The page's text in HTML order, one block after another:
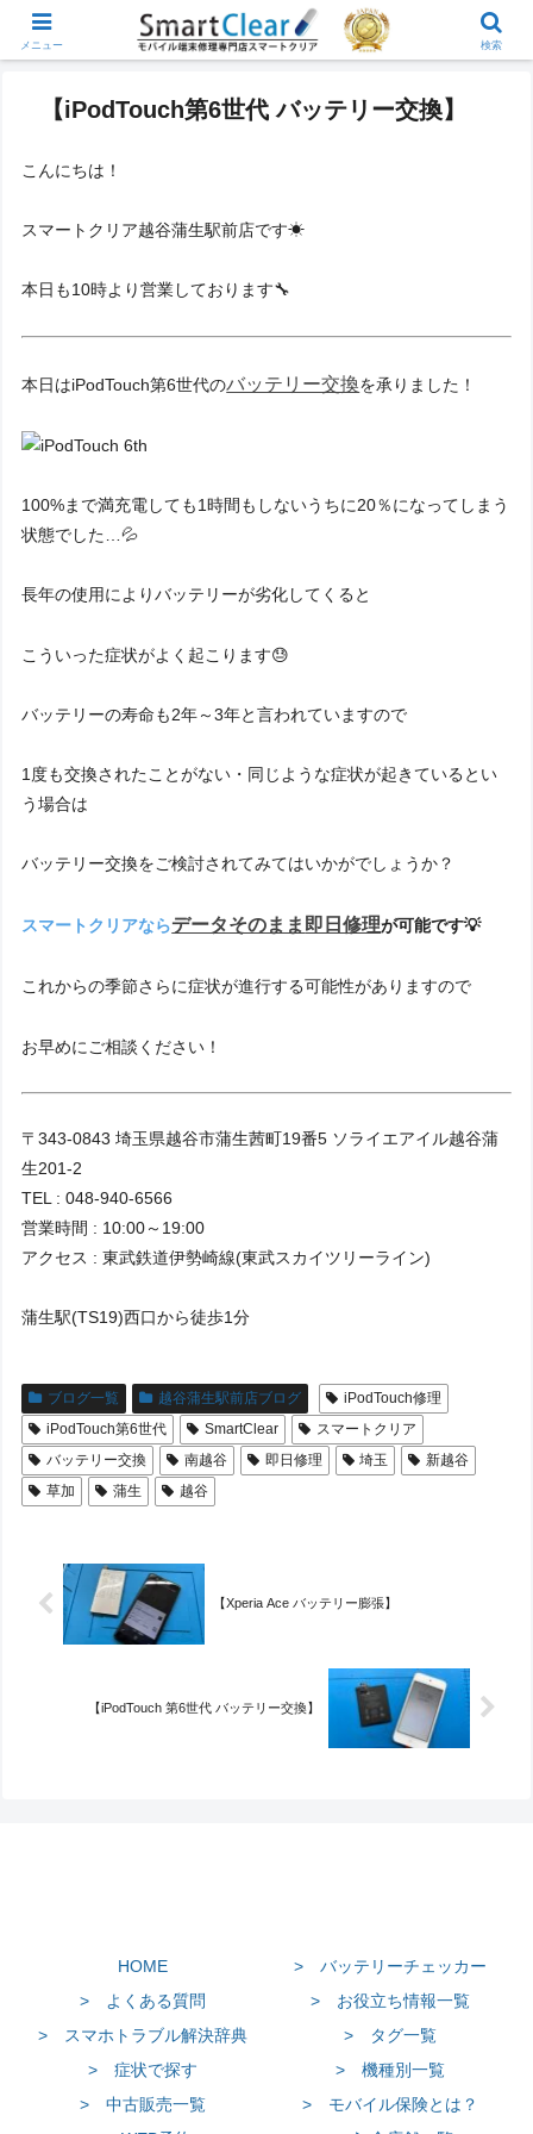
【iPodTouch第6世代 バッテリー交換】
こんにちは！
スマートクリア越谷蒲生駅前店です☀
本日も10時より営業しております🔧
本日はiPodTouch第6世代のバッテリー交換を承りました！
100%まで満充電しても1時間もしないうちに20％になってしまう
状態でした…💦
長年の使用によりバッテリーが劣化してくると
こういった症状がよく起こります😓
バッテリーの寿命も2年～3年と言われていますので
1度も交換されたことがない・同じような症状が起きているとい
う場合は
バッテリー交換をご検討されてみてはいかがでしょうか？
スマートクリアならデータそのまま 即日修理が可能です💡
これからの季節さらに症状が進行する可能性がありますので
お早めにご相談ください！
〒343-0843 埼玉県越谷市蒲生茜町19番5 ソライエアイル越谷蒲
生201-2
TEL : 048-940-6566
営業時間 : 10:00～19:00
アクセス : 東武鉄道伊勢崎線(東武スカイツリーライン)
蒲生駅(TS19)西口から徒歩1分
ブログ一覧 越谷蒲生駅前店ブログ
iPodTouch修理
iPodTouch第6世代
SmartClear
スマートクリア
バッテリー交換
南越谷 即日修理 埼玉
新越谷
草加
蒲生 越谷
【Xperia Ace バッテリー膨張】
【iPodTouch 第6世代 バッテリー交換】
HOME
> バッテリーチェッカー
> よくある質問
> お役立ち情報一覧
> スマホトラブル解決辞典
> タグ一覧
> 症状で探す
> 機種別一覧
> 中古販売一覧
> モバイル保険とは？
メニュー 検索